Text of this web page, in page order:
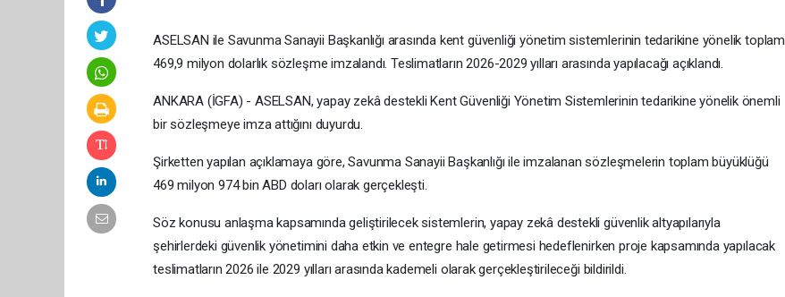
ASELSAN ile Savunma Sanayii Başkanlığı arasında kent güvenliği yönetim sistemlerinin tedarikine yönelik toplam
469,9 milyon dolarlık sözleşme imzalandı. Teslimatların 2026-2029 yılları arasında yapılacağı açıklandı.
ANKARA (İGFA) - ASELSAN, yapay zekâ destekli Kent Güvenliği Yönetim Sistemlerinin tedarikine yönelik önemli
bir sözleşmeye imza attığını duyurdu.
Şirketten yapılan açıklamaya göre, Savunma Sanayii Başkanlığı ile imzalanan sözleşmelerin toplam büyüklüğü
469 milyon 974 bin ABD doları olarak gerçekleşti.
Söz konusu anlaşma kapsamında geliştirilecek sistemlerin, yapay zekâ destekli güvenlik altyapılarıyla
şehirlerdeki güvenlik yönetimini daha etkin ve entegre hale getirmesi hedeflenirken proje kapsamında yapılacak
teslimatların 2026 ile 2029 yılları arasında kademeli olarak gerçekleştirileceği bildirildi.